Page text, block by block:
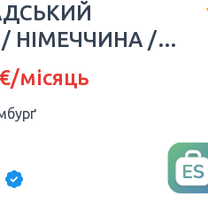
НІМЕЧЧИНА /
місяць